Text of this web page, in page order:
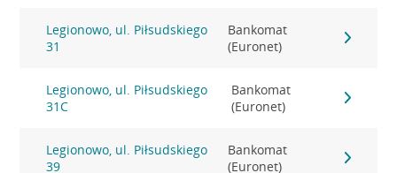
Legionowo, ul. Piłsudskiego
31
Bankomat
(Euronet)
Legionowo, ul. Piłsudskiego
31C
Bankomat
(Euronet)
Legionowo, ul. Piłsudskiego
39
Bankomat
(Euronet)